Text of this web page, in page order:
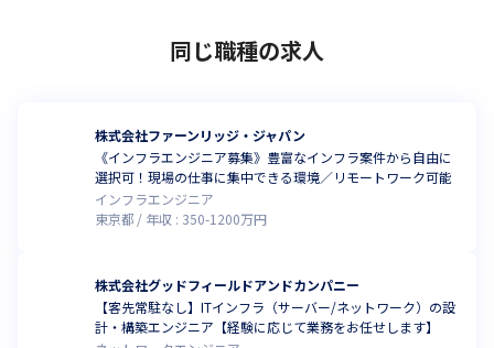
同じ職種の求人
株式会社ファーンリッジ・ジャパン
《インフラエンジニア募集》豊富なインフラ案件から自由に
選択可！現場の仕事に集中できる環境／リモートワーク可能
インフラエンジニア
東京都
年収 : 350-1200万円
株式会社グッドフィールドアンドカンパニー
【客先常駐なし】ITインフラ（サーバー/ネットワーク）の設
計・構築エンジニア【経験に応じて業務をお任せします】